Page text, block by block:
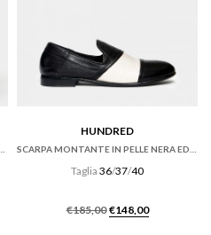
LATERALI IN PELLE OILED NERA
HUNDRED
SCARPA MONTANTE IN PELLE NERA ED ECRU’
Taglia 36/37/40
€185,00 Il
€148,00Il